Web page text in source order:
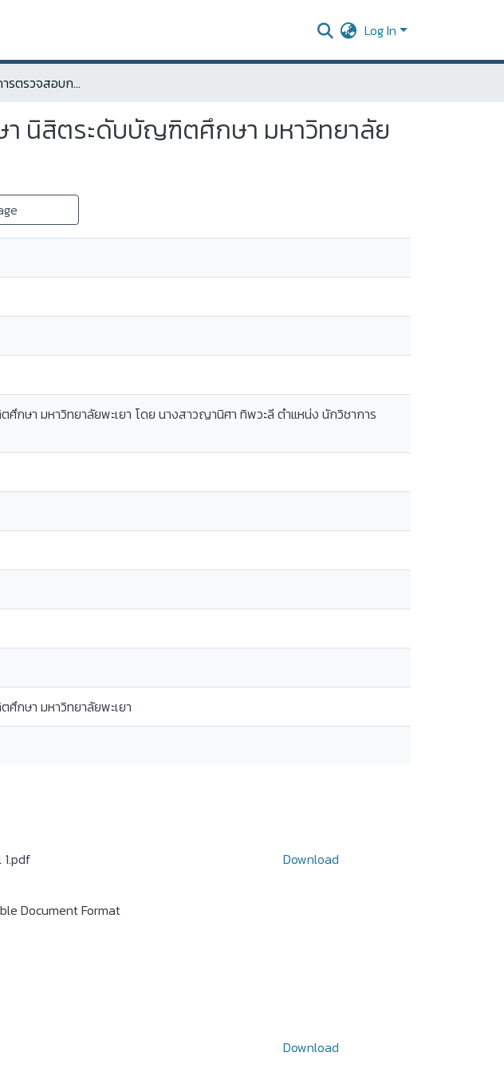
Log In
คู่มือปฎิบัติงานการตรวจสอบการสำเร็จการศึกษา นิสิตระดับบัญฑิตศึกษา มหาวิทยาลัยพะเยา
นิสิตระดับบัญฑิตศึกษา มหาวิทยาลัย
ษา มหาวิทยาลัยพะเยา โดย นางสาวญานิศา ทิพวะลี ตำแหน่ง นักวิชาการ
กษา มหาวิทยาลัยพะเยา
Document Format
Download
Download